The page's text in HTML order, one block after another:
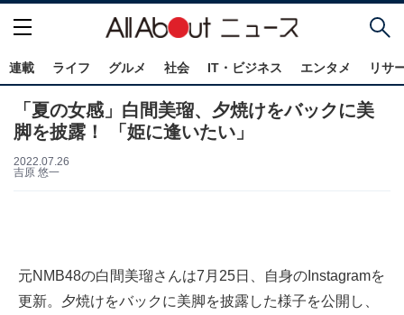
連載 ライフ グルメ 社会 IT・ビジネス エンタメ リサ
「夏の女感」白間美瑠、夕焼けをバックに美
脚を披露！ 「姫に逢いたい」
2022.07.26
吉原 悠一
元NMB48の白間美瑠さんは7月25日、自身のInstagramを
更新。夕焼けをバックに美脚を披露した様子を公開し、